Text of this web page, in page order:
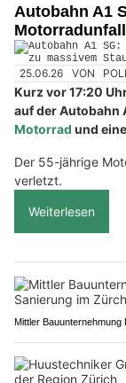
Autobahn A1
25.06.26 VON
Kurz vor 17:20
auf der Autobahn
Motorrad und
Der 55-jährige
verletzt.
Weiterlesen
Mittler